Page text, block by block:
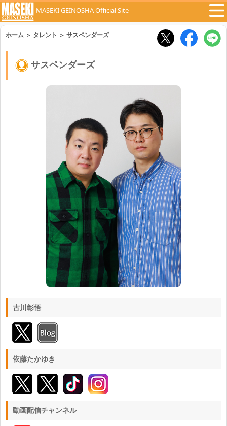
MASEKI GEINOSHA Official Site
ホーム ＞ タレント ＞ サスペンダーズ
サスペンダーズ
古川彰悟
依藤たかゆき
動画配信チャンネル